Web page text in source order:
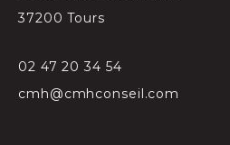
37200 Tours
02 47 20 34 54
cmh@cmhconseil.com